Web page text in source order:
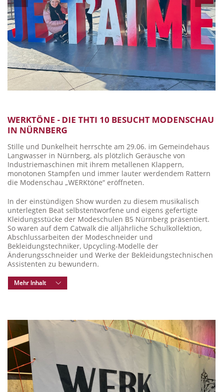
WERKTÖNE - DIE THTI 10 BESUCHT MODENSCHAU
IN NÜRNBERG
Stille und Dunkelheit herrschte am 29.06. im Gemeindehaus
Langwasser in Nürnberg, als plötzlich Geräusche von
Industriemaschinen mit ihrem metallenen Klappern,
monotonen Stampfen und immer lauter werdendem Rattern
die Modenschau „WERKtöne“ eröffneten.
In der einstündigen Show wurden zu diesem musikalisch
unterlegten Beat selbstentworfene und eigens gefertigte
Kleidungsstücke der Modeschulen B5 Nürnberg präsentiert.
So waren auf dem Catwalk die alljährliche Schulkollektion,
Abschlussarbeiten der Modeschneider und
Bekleidungstechniker, Upcycling-Modelle der
Änderungsschneider und Werke der Bekleidungstechnischen
Assistenten zu bewundern.
Mehr Inhalt